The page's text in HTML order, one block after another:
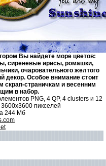
Вы найдете море цветов:
сиреневые ирисы, ромашки,
очаровательного желтого
декор. Особое внимание стоит
страничкам и весенним
в набор.
PNG, 4 QP, 4 clusters и 12
пикселей
244 Мб